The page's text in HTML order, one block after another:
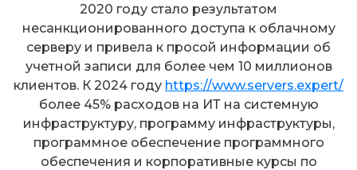
2020 году стало результатом
несанкционированного доступа к облачному
серверу и привела к просой информации об
учетной записи для более чем 10 миллионов
клиентов. К 2024 году https://www.servers.expert/
более 45% расходов на ИТ на системную
инфраструктуру, программу инфраструктуры,
программное обеспечение программного
обеспечения и корпоративные курсы по